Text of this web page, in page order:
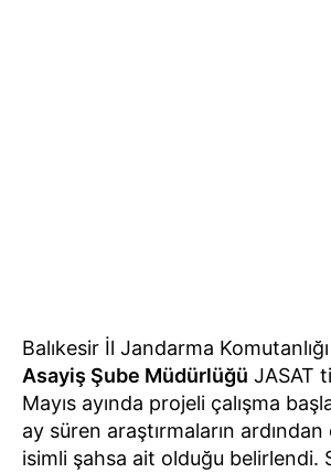
Balıkesir İl Jandarma Komutanlığı
Asayiş Şube Müdürlüğü JASAT
Mayıs ayında projeli çalışma
ay süren araştırmaların
isimli şahsa ait olduğu belirlendi.